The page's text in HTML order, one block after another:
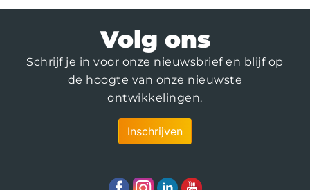
Volg ons
Schrijf je in voor onze nieuwsbrief en blijf op
de hoogte van onze nieuwste
ontwikkelingen.
Inschrijven